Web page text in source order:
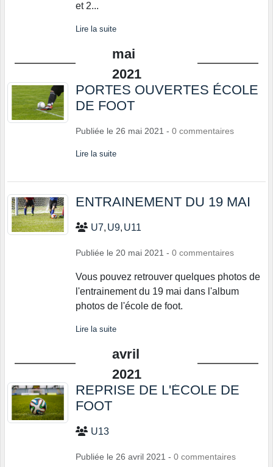
et 2...
Lire la suite
mai
2021
PORTES OUVERTES ÉCOLE
DE FOOT
Publiée le 26 mai 2021 - 0 commentaires
Lire la suite
ENTRAINEMENT DU 19 MAI
U7 U9 U11
Publiée le 20 mai 2021 - 0 commentaires
Vous pouvez retrouver quelques photos de
l'entrainement du 19 mai dans l'album
photos de l'école de foot.
Lire la suite
avril
2021
REPRISE DE L'ÉCOLE DE
FOOT
U13
Publiée le 26 avril 2021 - 0 commentaires